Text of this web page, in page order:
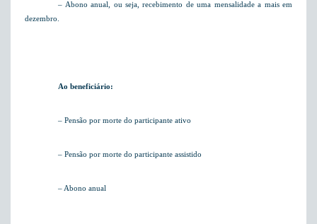
– Abono anual, ou seja, recebimento de uma mensalidade a mais em
dezembro.
Ao beneficiário:
– Pensão por morte do participante ativo
– Pensão por morte do participante assistido
– Abono anual